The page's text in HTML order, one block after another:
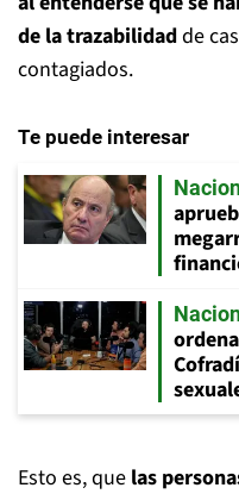
de la trazabilidadde
contagiados.
Te puede interesar
Esto es, que las